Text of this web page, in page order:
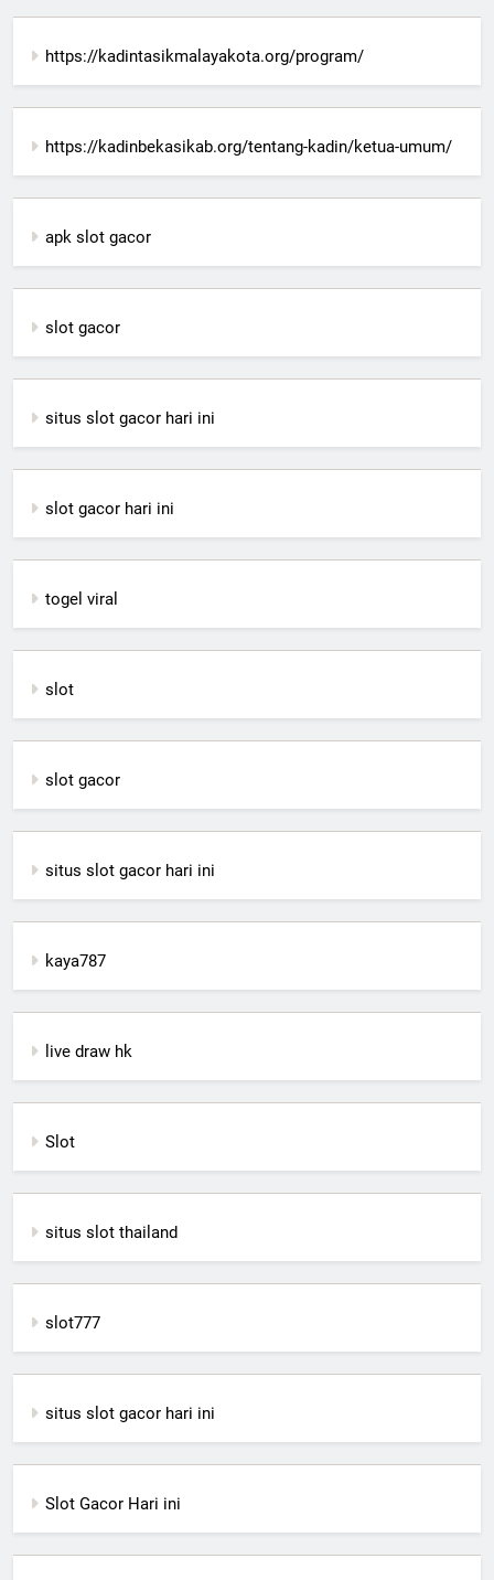
https://kadintasikmalayakota.org/program/
https://kadinbekasikab.org/tentang-kadin/ketua-umum/
apk slot gacor
slot gacor
situs slot gacor hari ini
slot gacor hari ini
togel viral
slot
slot gacor
situs slot gacor hari ini
kaya787
live draw hk
Slot
situs slot thailand
slot777
situs slot gacor hari ini
Slot Gacor Hari ini